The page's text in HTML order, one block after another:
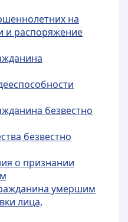
на
и распоряжение
безвестно
безвестно
о признании
умершим
лица,